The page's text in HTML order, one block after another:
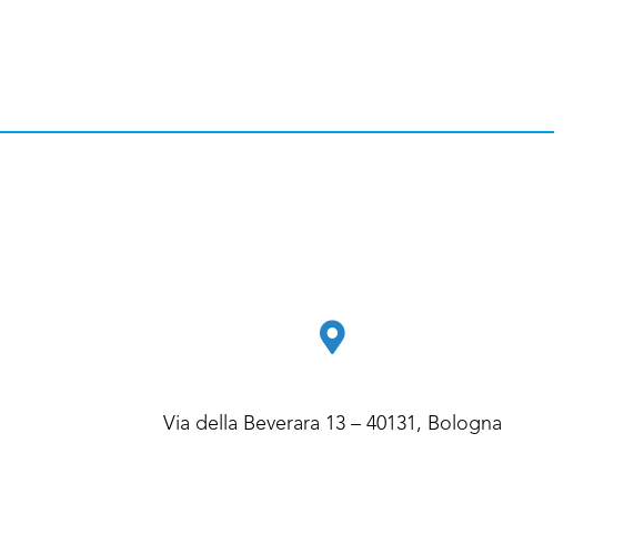
Via della Beverara 13 – 40131, Bologna